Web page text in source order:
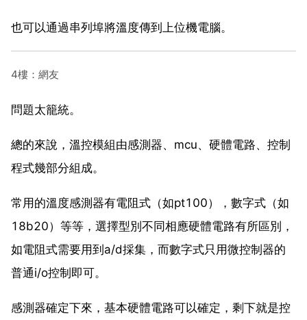
也可以通過串列埠將溫度傳到上位機電腦。
4樓：網友
問題太籠統。
總的來說，溫控模組由感測器、mcu、硬體電路、控制
程式幾部分組成。
常用的溫度感測器有電阻式（如pt100），數字式（如
18b20）等等，選擇型別不同相應硬體電路有所區別，
如電阻式需要用到a/d採集，而數字式只用微控制器的
普通i/o控制即可。
感測器確定下來，基本硬體電路可以確定，剩下就是控